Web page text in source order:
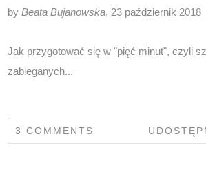
byBeata Bujanowska, 23 październik 2018
Jak przygotować się w "pięć minut", czyli
zabieganych...
3 COMMENTS